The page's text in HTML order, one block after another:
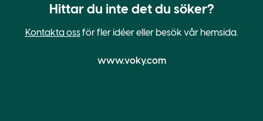
Hittar du inte det du söker?
Kontakta ossför fler idéer eller besök vår hemsida.
www.voky.com